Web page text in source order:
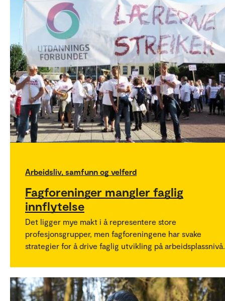
Arbeidsliv, samfunn og velferd
Fagforeninger mangler faglig
innflytelse
Det ligger mye makt i å representere store
profesjonsgrupper, men fagforeningene har svake
strategier for å drive faglig utvikling på arbeidsplassnivå.